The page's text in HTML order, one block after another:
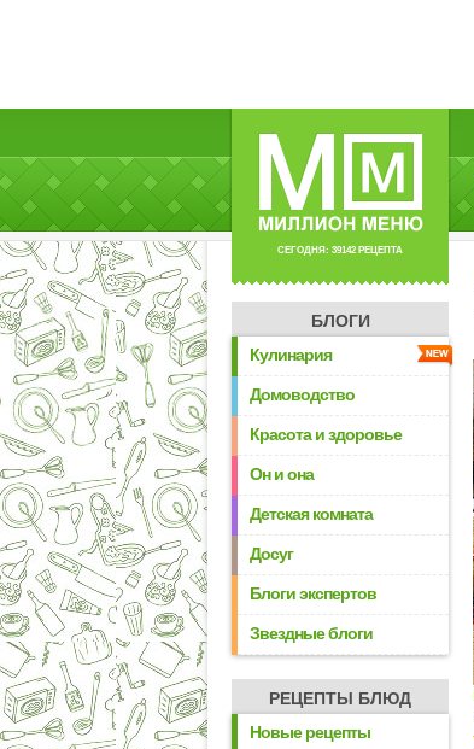
СЕГОДНЯ: 39142 РЕЦЕПТА
БЛОГИ
Кулинария
Домоводство
Красота и здоровье
Он и она
Детская комната
Досуг
Блоги экспертов
Звездные блоги
РЕЦЕПТЫ БЛЮД
Новые рецепты